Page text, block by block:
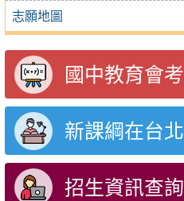
志願地圖
國中教育會考
新課綱在台北
招生資訊查詢